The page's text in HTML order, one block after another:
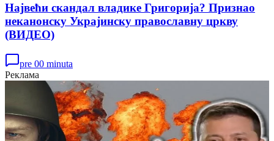
Највећи скандал владике Григорија? Признао
неканонску Украјинску православну цркву
(ВИДЕО)
pre 00 minuta
Реклама